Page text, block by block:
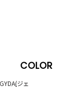
COLOR